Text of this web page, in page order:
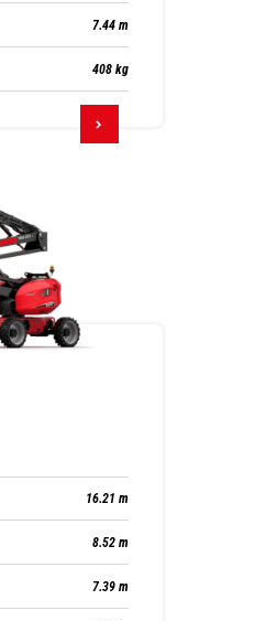
7.44 m
408 kg
16.21 m
8.52 m
7.39 m